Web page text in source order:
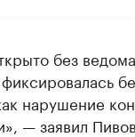
без
нарушение
— заявил